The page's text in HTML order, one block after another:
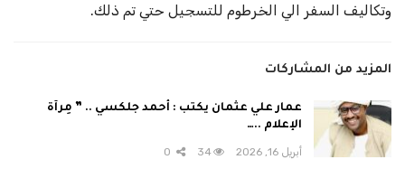
وتكاليف السفر الي الخرطوم للتسجيل حتي تم ذلك.
المزيد من المشاركات
عمار علي عثمان يكتب : أحمد جلكسي .. ” مِرآة
الإعلام ..…
أبريل 16, 2026 34